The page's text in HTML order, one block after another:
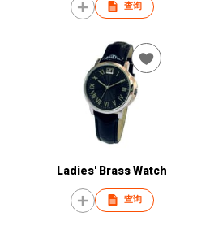
查询
Ladies' Brass Watch
查询